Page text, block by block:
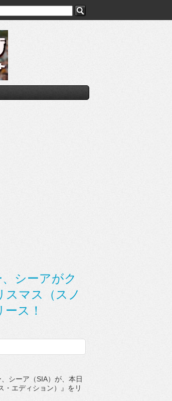
シーアがク
スマス（スノ
ス！
シーア（SIA）が、本日
・エディション）』をリ